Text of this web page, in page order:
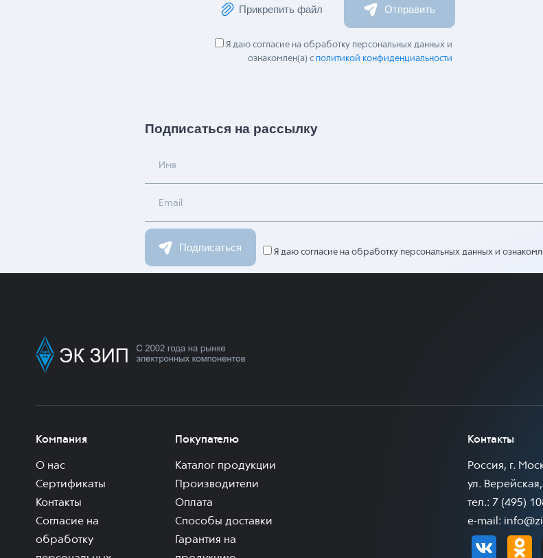
Прикрепить файл Отправить
Я даю согласие на обработку персональных данных и
ознакомлен(а) с политикой конфиденциальности
Подписаться на рассылку
Имя
Email
Подписаться Я даю согласие на обработку персональных данных и
Компания
О нас
Сертификаты
Контакты
Согласие на
обработку
Покупателю
Каталог продукции
Производители
Оплата
Способы доставки
Гарантия на
Контакты
Россия, г.
ул.
тел.: 7 (495)
e-mail: